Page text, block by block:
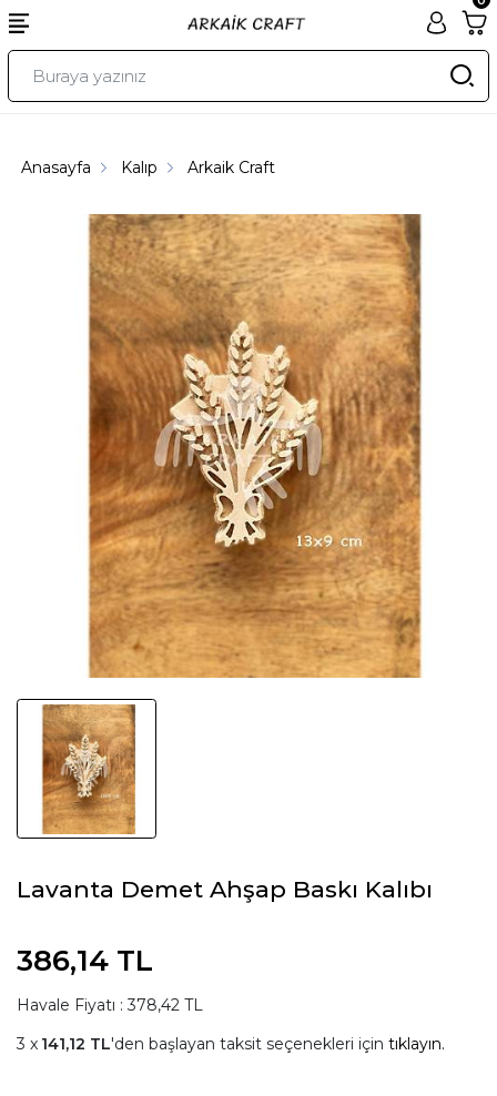
Anasayfa Kalıp Arkaik Craft
Lavanta Demet Ahşap Baskı Kalıbı
386,14 TL
Havale Fiyatı : 378,42 TL
141,12 TL'den başlayan taksit seçenekleri için tıklayın.